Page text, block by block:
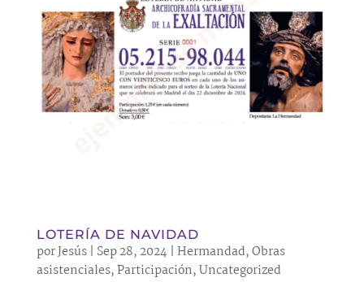
LOTERÍA DE NAVIDAD
porJesús| Sep 28, 2024 | Hermandad,Obras
asistenciales,Participación,Uncategorized